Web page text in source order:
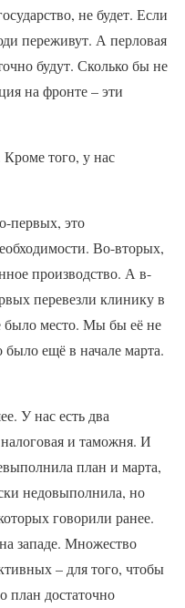
не будет. Если
переживут. А перловая
будут. Сколько бы не
на фронте – эти
того, у нас
первых, это
Во-вторых,
производство. А в-
перевезли клинику в
было место. Мы бы её не
ещё в начале марта.
У нас есть два
и таможня. И
план и марта,
недовыполнила, но
говорили ранее.
западе. Множество
– для того, чтобы
план достаточно